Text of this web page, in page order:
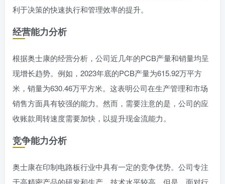
利于决策的快速执行和管理效率的提升。
经营能力分析
根据奥士康的经营分析，公司近几年的PCB产量和销量均呈
现增长趋势。例如，2023年底的PCB产量为615.92万平方
米，销量为630.46万平方米。这表明公司在生产管理和市场
销售方面具有较强的能力。然而，需要注意的是，公司的应
收账款周转速度需要加快，以提升现金流能力。
竞争能力分析
奥士康在印制电路板行业中具有一定的竞争优势。公司专注
于高精密产品的研发和生产，技术水平较高。但是，面对行